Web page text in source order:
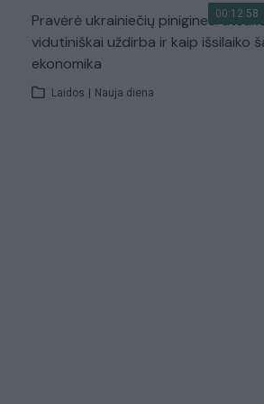
00:12:58
Pravėrė ukrainiečių pinigines:
vidutiniškai uždirba ir kaip išsilaiko
ekonomika
Laidos | Nauja diena